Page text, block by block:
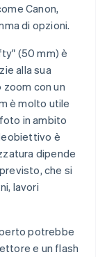
Canon,
di opzioni.
(50 mm) è
alla sua
con un
è molto utile
in ambito
è
dipende
che si
lavori
potrebbe
e un flash